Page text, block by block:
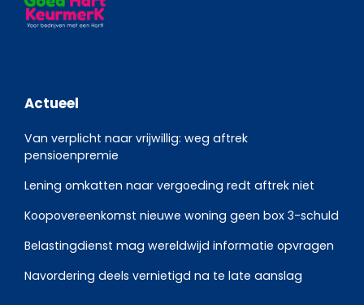
Actueel
Van verplicht naar vrijwillig: weg aftrek
pensioenpremie
Lening omkatten naar vergoeding redt aftrek niet
Koopovereenkomst nieuwe woning geen box 3-schuld
Belastingdienst mag wereldwijd informatie opvragen
Navordering deels vernietigd na te late aanslag